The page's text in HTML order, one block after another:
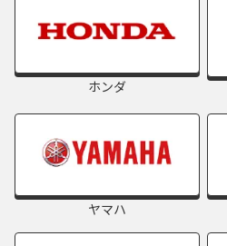
ホンダ
ヤマハ